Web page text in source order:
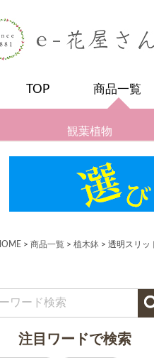
TOP 商品一覧
観葉植物
商品一覧 植木鉢 透明スリッ
注目ワードで検索